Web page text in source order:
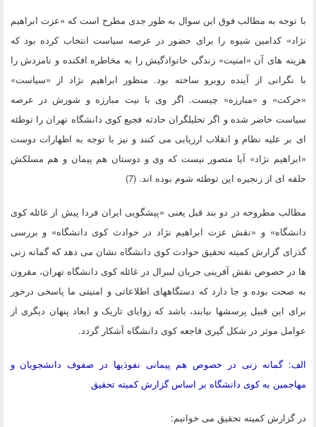
با توجه به مطالب فوق این سوال به طور جدی مطرح است که «عزت ابراهیم
نژاد» کدامین شیوه را برای حضور در عرصه سیاست انتخاب کرده بود که
هزینه های آن «امنیت» زندگی خانوادگیش را به مخاطره افکنده و نامزدش را
با نگرانی از آینده روبرو ساخته بود. منظور ابراهیم نژاد از «سیاست»
«حرکت» و «مبارزه» چیست. اگر وی با نیت مبارزه و شورش در عرصه
سیاست حاضر شده و اگر تحلیلگران حادثه فجیع کوی دانشگاه تهران را توطئه
ای بر علیه نظام و انقلاب ارزیابی می کنند و نیز با توجه به اظهارات دوست
«ابراهیم نژاد» آیا متصور نیست که وی و دوستان هم پیمان و هم مسلکش
حلقه ای از زنجیره این توطئه شوم بوده اند. (7)
مطالب مطروحه در دو بند قبل یعنی «پیشگویی ایران فردا پیش از غائله کوی
دانشگاه» و «نقش عزت ابراهیم نژاد در حوادث کوی دانشگاه» و بررسی
گذرای گزارش کمیته تحقیق حوادث کوی دانشگاه نشان می دهد که گمانه زنی
ها در خصوص نقش آفرینی جریان لیبرال در غائله کوی دانشگاه تهران، مقرون
به صحت بوده و جا دارد که دستگاههای اطلاعاتی و امنیتی ما پاسخی درخور
برای این قبیل پرسشها بیابند، باشد که زوایای تاریک و ابعاد پنهان دیگری از
عوامل موثر در شکل گیری فاجعه کوی دانشگاه آشکار گردد.
الف: گمانه زنی در خصوص هم پیمانی نفوذیها در صفوف دانشجویان و
مهاجمین به کوی دانشگاه بر اساس گزارش کمیته تحقیق
در گزارش کمیته تحقیق می خوانیم: